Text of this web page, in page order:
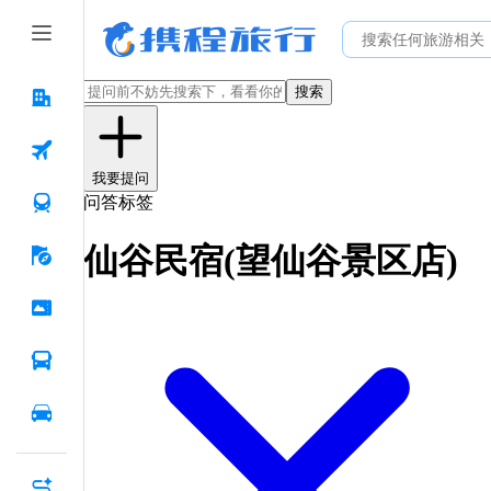
搜索
我要提问
问答标签
仙谷民宿(望仙谷景区店)